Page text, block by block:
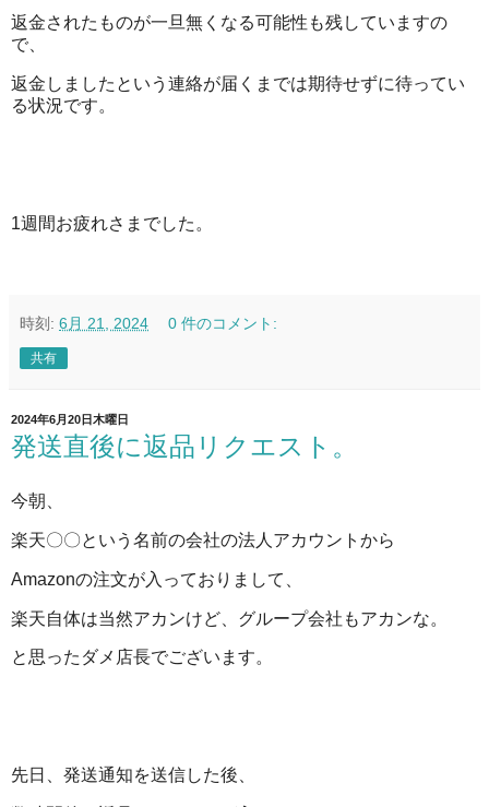
返金されたものが一旦無くなる可能性も残していますの
で、
返金しましたという連絡が届くまでは期待せずに待ってい
る状況です。
1週間お疲れさまでした。
時刻: 6月 21, 2024 0 件のコメント:
共有
2024年6月20日木曜日
発送直後に返品リクエスト。
今朝、
楽天〇〇という名前の会社の法人アカウントから
Amazonの注文が入っておりまして、
楽天自体は当然アカンけど、グループ会社もアカンな。
と思ったダメ店長でございます。
先日、発送通知を送信した後、